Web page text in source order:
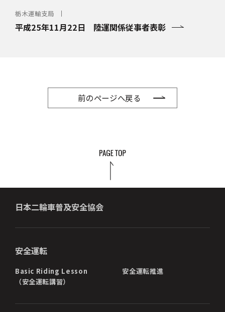
栃木運輸支局
平成25年11月22日 陸運関係従事者表彰
前のページへ戻る
日本二輪車普及安全協会
安全運転
Basic Riding Lesson
（安全運転講習）
安全運転推進